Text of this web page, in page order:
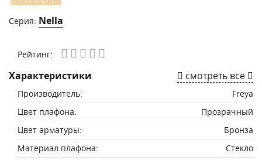
Серия: Nella
Рейтинг:
Характеристики смотреть все
Производитель:
Freya
Цвет плафона:
Прозрачный
Цвет арматуры:
Бронза
Материал плафона:
Стекло